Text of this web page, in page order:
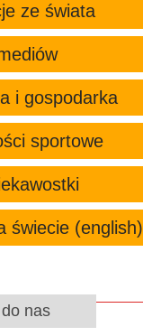
ze świata
i gospodarka
sportowe
świecie (english)
do nas